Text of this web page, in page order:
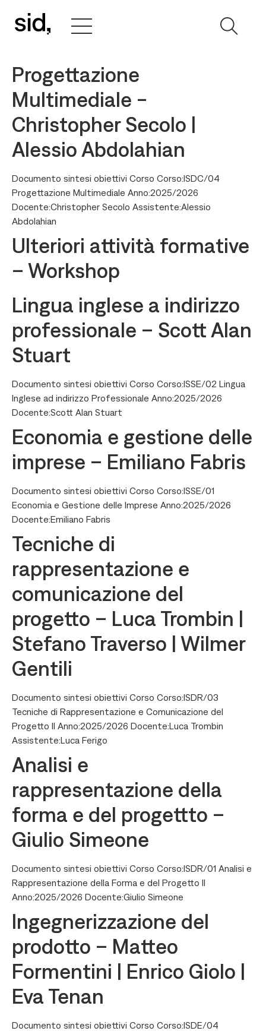
Progettazione
Multimediale -
Christopher Secolo |
Alessio Abdolahian
Documento sintesi obiettivi Corso Corso:ISDC/04
Progettazione Multimediale Anno:2025/2026
Docente:Christopher Secolo Assistente:Alessio
Abdolahian
Ulteriori attività formative
– Workshop
Lingua inglese a indirizzo
professionale – Scott Alan
Stuart
Documento sintesi obiettivi Corso Corso:ISSE/02 Lingua
Inglese ad indirizzo Professionale Anno:2025/2026
Docente:Scott Alan Stuart
Economia e gestione delle
imprese – Emiliano Fabris
Documento sintesi obiettivi Corso Corso:ISSE/01
Economia e Gestione delle Imprese Anno:2025/2026
Docente:Emiliano Fabris
Tecniche di
rappresentazione e
comunicazione del
progetto – Luca Trombin |
Stefano Traverso | Wilmer
Gentili
Documento sintesi obiettivi Corso Corso:ISDR/03
Tecniche di Rappresentazione e Comunicazione del
Progetto II Anno:2025/2026 Docente:Luca Trombin
Assistente:Luca Ferigo
Analisi e
rappresentazione della
forma e del progettto –
Giulio Simeone
Documento sintesi obiettivi Corso Corso:ISDR/01 Analisi e
Rappresentazione della Forma e del Progetto II
Anno:2025/2026 Docente:Giulio Simeone
Ingegnerizzazione del
prodotto – Matteo
Formentini | Enrico Giolo |
Eva Tenan
Documento sintesi obiettivi Corso Corso:ISDE/04